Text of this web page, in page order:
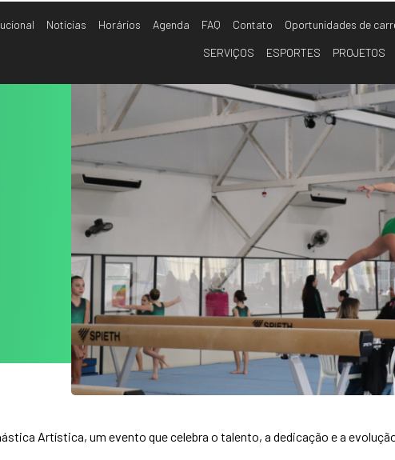
SERVIÇOS ESPORTES PROJETOS
Notícias Horários Agenda FAQ Contato Oportunidades de
Artística, um evento que celebra o talento, a dedicação e a